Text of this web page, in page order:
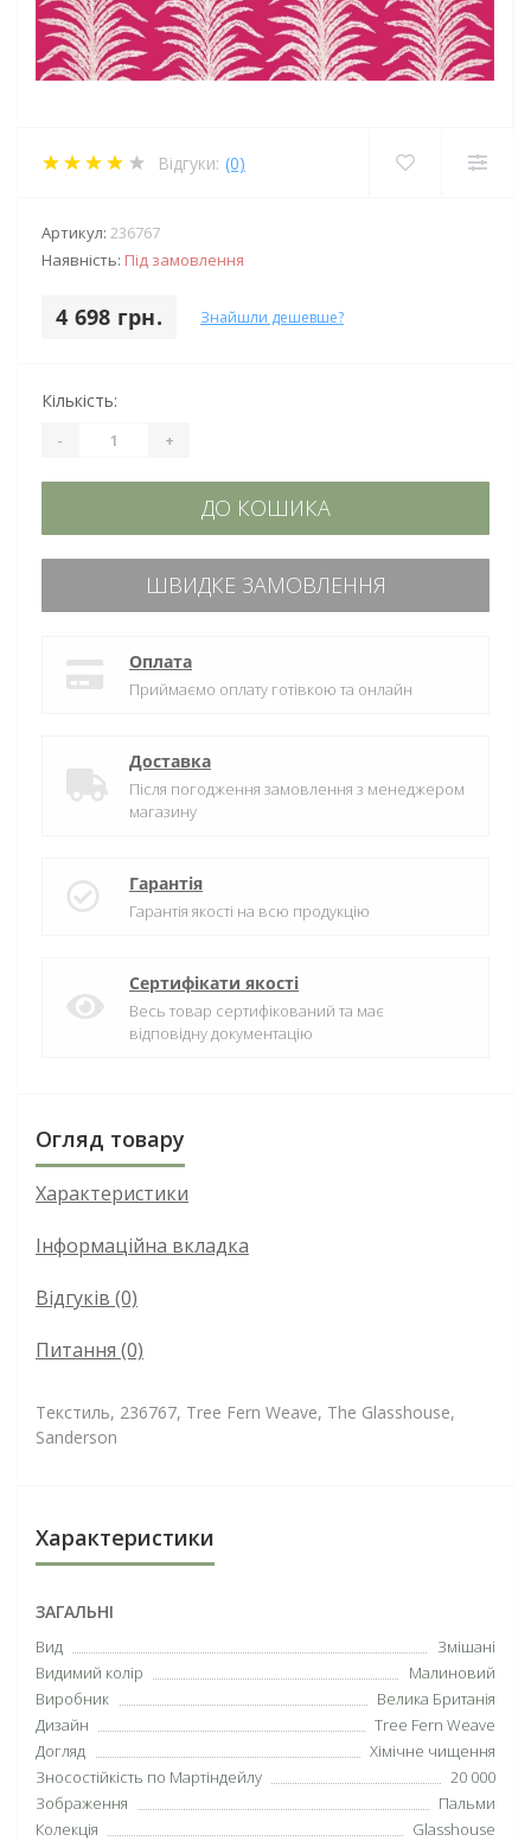
Відгуки: (0)
Артикул: 236767
Наявність: Під замовлення
4 698 грн. Знайшли дешевше?
Кількість:
- +
ДО КОШИКА
ШВИДКЕ ЗАМОВЛЕННЯ
Оплата
Приймаємо оплату готівкою та онлайн
Доставка
Після погодження замовлення з менеджером
магазину
Гарантія
Гарантія якості на всю продукцію
Сертифікати якості
Весь товар сертифікований та має
відповідну документацію
Огляд товару
Характеристики
Інформаційна вкладка
Відгуків (0)
Питання (0)
Текстиль, 236767, Tree Fern Weave, The Glasshouse,
Sanderson
Характеристики
ЗАГАЛЬНІ
Вид
Змішані
Видимий колір
Малиновий
Виробник
Велика Британія
Дизайн
Tree Fern Weave
Догляд
Хімічне чищення
Зносостійкість по Мартіндейлу
20 000
Зображення
Пальми
Колекція
Glasshouse